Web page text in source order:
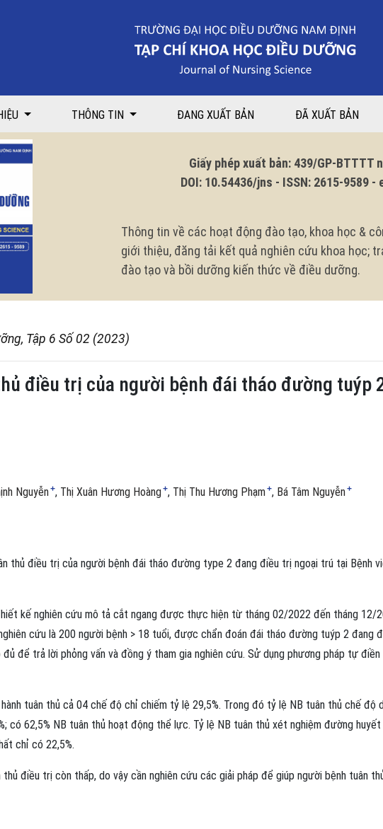
bệnh đái tháo đường tuýp 2 điều trị ngoại trú tại Bệnh viện Tuệ Tĩnh
THÔNG TIN ĐANG XUẤT BẢN ĐÃ XUẤT BẢN
Giấy phép xuất bản: 439/GP-BTTTT
DOI: 10.54436/jns - ISSN: 2615-9589 -
Thông tin về các hoạt động đào tạo, khoa học &
giới thiệu, đăng tải kết quả nghiên cứu khoa học;
đào tạo và bồi dưỡng kiến thức về điều dưỡng.
Tập 6 Số 02 (2023)
điều trị của người bệnh đái tháo đường tuýp
Nguyễn+ Thị Xuân Hương Hoàng+ Thị Thu Hương Phạm+ Bá Tâm Nguyễn+
thủ điều trị của người bệnh đái tháo đường type 2 đang điều trị ngoại trú tại Bệnh
kế nghiên cứu mô tả cắt ngang được thực hiện từ tháng 02/2022 đến tháng 12/
cứu là 200 người bệnh > 18 tuổi, được chẩn đoán đái tháo đường tuýp 2 đang
để trả lời phỏng vấn và đồng ý tham gia nghiên cứu. Sử dụng phương pháp tự
tuân thủ cả 04 chế độ chỉ chiếm tỷ lệ 29,5%. Trong đó tỷ lệ NB tuân thủ chế độ
có 62,5% NB tuân thủ hoạt động thể lực. Tỷ lệ NB tuân thủ xét nghiệm đường
chỉ có 22,5%.
điều trị còn thấp, do vậy cần nghiên cứu các giải pháp để giúp người bệnh tuân